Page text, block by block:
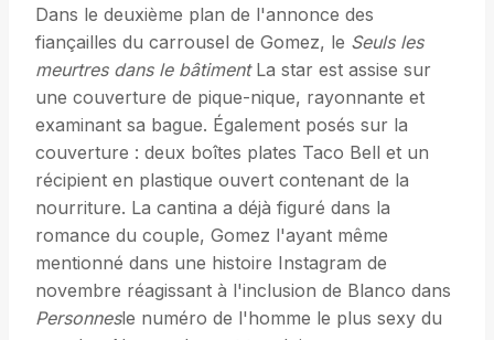
Dans le deuxième plan de l'annonce des
fiançailles du carrousel de Gomez, le Seuls les
meurtres dans le bâtimentLa star est assise sur
une couverture de pique-nique, rayonnante et
examinant sa bague. Également posés sur la
couverture : deux boîtes plates Taco Bell et un
récipient en plastique ouvert contenant de la
nourriture. La cantina a déjà figuré dans la
romance du couple, Gomez l'ayant même
mentionné dans une histoire Instagram de
novembre réagissant à l'inclusion de Blanco dans
Personnesle numéro de l'homme le plus sexy du